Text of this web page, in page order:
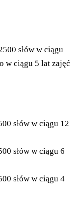
słów w ciągu
w ciągu 5 lat zajęć
słów w ciągu 12
słów w ciągu 6
słów w ciągu 4